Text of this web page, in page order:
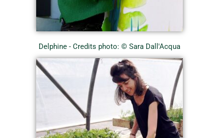
Delphine - Credits photo: © Sara Dall'Acqua